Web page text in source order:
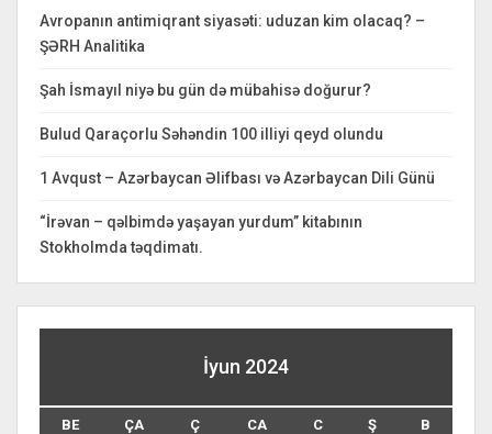
Avropanın antimiqrant siyasəti: uduzan kim olacaq? –
ŞƏRH Analitika
Şah İsmayıl niyə bu gün də mübahisə doğurur?
Bulud Qaraçorlu Səhəndin 100 illiyi qeyd olundu
1 Avqust – Azərbaycan Əlifbası və Azərbaycan Dili Günü
“İrəvan – qəlbimdə yaşayan yurdum” kitabının
Stokholmda təqdimatı.
İyun 2024
BE ÇA Ç CA C Ş B